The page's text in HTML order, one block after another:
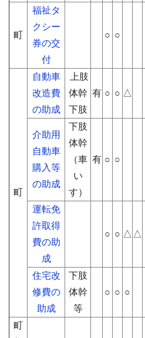
町
福祉タ
クシー
券の交
付
○ ○
町
自動車
改造費
の助成
上肢
体幹
下肢
有 ○ ○ △
介助用
自動車
購入等
の助成
下肢
体幹
（車
い
す）
有 ○ ○
運転免
許取得
費の助
成
○ ○ △ △
住宅改
修費の
助成
下肢
体幹
等
○ ○ ○
町